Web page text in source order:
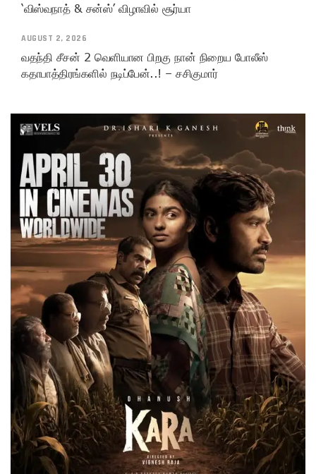
‘விஸ்வநாத் & சன்ஸ்’ விழாவில் சூர்யா
AUGUST 2, 2026
வதந்தி சீசன் 2 வெளியான பிறகு நான் நிறைய போலீஸ்
கதாபாத்திரங்களில் நடிப்பேன்..! – சசிகுமார்